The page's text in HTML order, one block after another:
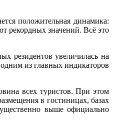
положительная динамика:
рекордных значений. Всё это
резидентов увеличилась на
из главных индикаторов
всех туристов. При этом
в гостиницах, базах
выше официально